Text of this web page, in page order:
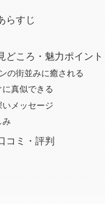
らすじ
どころ・魅力ポイント
の街並みに癒される
真似できる
メッセージ
み
コミ・評判